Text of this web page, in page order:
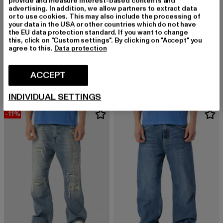
PROJECT BLUE
Baggy
EUR 75,99
Derzeitiger Preis: EUR 75,99
-11%
advertising. In addition, we allow partners to extract data
or to use cookies. This may also include the processing of
your data in the USA or other countries which do not have
the EU data protection standard. If you want to change
this, click on "Custom settings". By clicking on "Accept" you
agree to this. Data protection
ACCEPT
INDIVIDUAL SETTINGS